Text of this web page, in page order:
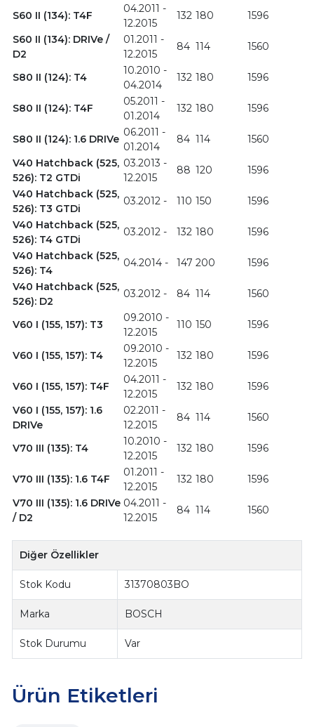
S60 II (134): T4F
04.2011 -
12.2015
132 180
1596
S60 II (134): DRIVe /
D2
01.2011 -
12.2015
84 114 1560
S80 II (124): T4
10.2010 -
04.2014
132 180 1596
S80 II (124): T4F
05.2011 -
01.2014
132 180 1596
S80 II (124): 1.6 DRIVe
06.2011 -
01.2014
84 114
1560
V40 Hatchback (525,
526): T2 GTDi
03.2013 -
12.2015
88 120
1596
V40 Hatchback (525,
526): T3 GTDi
03.2012 - 110 150
1596
V40 Hatchback (525,
526): T4 GTDi
03.2012 - 132 180
1596
V40 Hatchback (525,
526): T4
04.2014 - 147 200
1596
V40 Hatchback (525,
526): D2
03.2012 - 84 114 1560
V60 I (155, 157): T3
09.2010 -
12.2015
110 150 1596
V60 I (155, 157): T4
09.2010 -
12.2015
132 180 1596
V60 I (155, 157): T4F
04.2011 -
12.2015
132 180
1596
V60 I (155, 157): 1.6
DRIVe
02.2011 -
12.2015
84 114 1560
V70 III (135): T4
10.2010 -
12.2015
132 180 1596
V70 III (135): 1.6 T4F
01.2011 -
12.2015
132 180
1596
V70 III (135): 1.6 DRIVe
/ D2
04.2011 -
12.2015
84 114 1560
Diğer Özellikler
Stok Kodu 31370803BO
Marka BOSCH
Stok Durumu Var
Ürün Etiketleri